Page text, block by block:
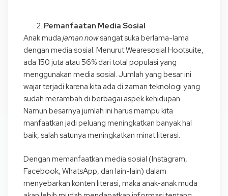
Pemanfaatan Media Sosial
Anak muda jaman nowsangat suka berlama-lama
dengan media sosial. Menurut Wearesosial Hootsuite,
ada 150 juta atau 56% dari total populasi yang
menggunakan media sosial. Jumlah yang besar ini
wajar terjadi karena kita ada di zaman teknologi yang
sudah merambah di berbagai aspek kehidupan.
Namun besarnya jumlah ini harus mampu kita
manfaatkan jadi peluang meningkatkan banyak hal
baik, salah satunya meningkatkan minat literasi.
Dengan memanfaatkan media sosial (Instagram,
Facebook, WhatsApp, dan lain-lain) dalam
menyebarkan konten literasi, maka anak-anak muda